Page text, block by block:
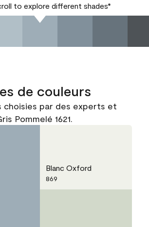
to explore different shades*
de couleurs
choisies par des experts et
Pommelé 1621.
Blanc Oxford
869